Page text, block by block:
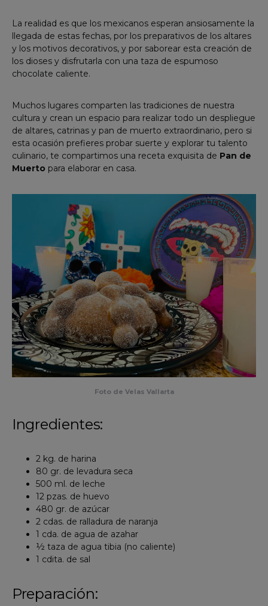
La realidad es que los mexicanos esperan ansiosamente la
llegada de estas fechas, por los preparativos de los altares
y los motivos decorativos, y por saborear esta creación de
los dioses y disfrutarla con una taza de espumoso
chocolate caliente.
Muchos lugares comparten las tradiciones de nuestra
cultura y crean un espacio para realizar todo un despliegue
de altares, catrinas y pan de muerto extraordinario, pero si
esta ocasión prefieres probar suerte y explorar tu talento
culinario, te compartimos una receta exquisita de Pan de
Muerto para elaborar en casa.
Foto de Velas Vallarta
Ingredientes:
2 kg. de harina
80 gr. de levadura seca
500 ml. de leche
12 pzas. de huevo
480 gr. de azúcar
2 cdas. de ralladura de naranja
1 cda. de agua de azahar
½ taza de agua tibia (no caliente)
1 cdita. de sal
Preparación: